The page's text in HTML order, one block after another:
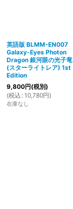
英語版 BLMM-EN007
Galaxy-Eyes Photon
Dragon 銀河眼の光子竜
(スターライトレア) 1st
Edition
9,800円(税別)
(税込 : 10,780円)
在庫なし